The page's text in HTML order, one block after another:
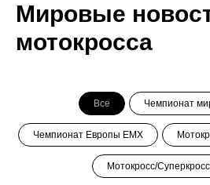
Мировые
мотокросса
Все Чемпионат
Чемпионат Европы ЕМХ
Мотокросс/